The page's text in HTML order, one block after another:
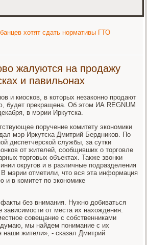
хотят сдать нормативы ГТО
жалуются на продажу
и павильонах
и киосков, в которых незаконно продают
будет прекращена. Об этом ИА REGNUM
в мэрии Иркутска.
поручение комитету экономики
мэр Иркутска Дмитрий Бердников. По
диспетчерской службы, за сутки
от жителей, сообщивших о торговле
торговых объектах. Также звонки
округов и в различные подразделения
мэрии отметили, что вся эта информация
и в комитет по экономике
без внимания. Нужно добиваться
зависимости от места их нахождения.
совещание с собственниками
мы найдем понимание с их
наши жители», - сказал Дмитрий